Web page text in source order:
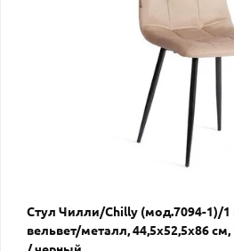
Стул Чилли/Chilly (мод.7094-1)/1
вельвет/металл, 44,5х52,5х86